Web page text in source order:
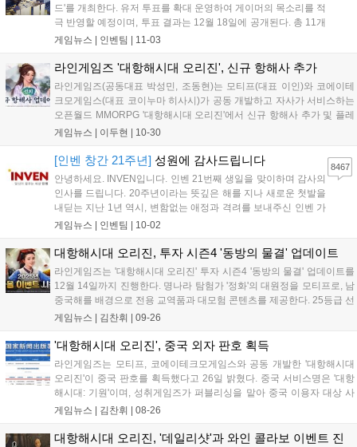
드'를 개최한다. 유저 투표를 확대 운영하여 게이머의 목소리를 적
극 반영할 예정이며, 투표 결과는 12월 18일에 공개된다. 총 11개
부문에서 유저 투표로 수상작을 결정하며, '올해의 게임'과 '최고
지 진행되며, 참여자에게는 추첨을 통해 경품을 제공하는 이벤트
도 진행한다....
게임뉴스 | 인벤팀 11-03
라인게임즈 '대항해시대 오리진', 신규 항해사 추가
라인게임즈(공동대표 박성민, 조동현)는 모티프(대표 이인)와 코에이테
크모게임스(대표 코이누마 히사시)가 공동 개발하고 자사가 서비스하는
오픈월드 MMORPG '대항해시대 오리진'에서 신규 항해사 추가 및 플레
이 편의성 업데이트를 진행했다고 30일 밝혔다. 추가된 항해사는 S급
교역...
게임뉴스 | 이두현 10-30
[인벤 창간 21주년] 성원에 감사드립니다
안녕하세요. INVEN입니다. 인벤 21번째 생일을 맞이하며 감사의
인사를 드립니다. 20주년이라는 뜻깊은 해를 지나 새로운 첫발을
내딛는 지난 1년 역시, 변함없는 애정과 격려를 보내주신 인벤 가
족 분들이 계셨기에 가능했습니다. 지난 20년간 게임산업계는 대
속도가 더욱 빨라질 것을 실감하게 합...
게임뉴스 | 인벤팀 10-02
8467
대항해시대 오리진, 투자 시즌4 '동방의 물결' 업데이트
라인게임즈는 '대항해시대 오리진' 투자 시즌4 '동방의 물결' 업데이트를
12월 14일까지 진행한다. 명나라 탐험가 '정화'의 대원정을 모티프로, 남
중국해를 배경으로 전용 교역품과 대모험 콘텐츠를 제공한다. 25등급 선
박 5종 추가, 항해사 '초월' 2차 업데이트도 진행됐다. 10월 28일까지 가
을 통해 다양한 보상을 제공한다....
게임뉴스 | 김찬휘 09-26
'대항해시대 오리진', 중국 외자 판호 획득
라인게임즈는 모티프, 코에이테크모게임스와 공동 개발한 '대항해시대
오리진'이 중국 판호를 획득했다고 26일 밝혔다. 중국 서비스명은 '대항
해시대: 기원'이며, 성취게임즈가 퍼블리싱을 맡아 중국 이용자 대상 사
전예약을 시작하고 상세 정보를 순차 공개할 예정이다. 라인게임즈는 현
게임뉴스 | 김찬휘 08-26
대항해시대 오리진, '데일리샷'과 와인 콜라보 이벤트 진